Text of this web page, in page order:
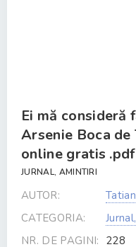
Ei mă consideră
Arsenie Boca
online gratis
JURNAL, AMINTIRI
AUTOR:
CATEGORIA:
NR. DE PAGINI: 228